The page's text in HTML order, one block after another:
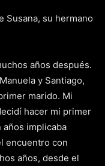
Susana, su hermano
años después.
y Santiago,
marido. Mi
hacer mi primer
años implicaba
encuentro con
años, desde el